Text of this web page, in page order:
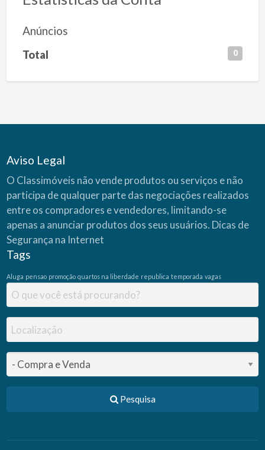
Anúncios
Total 0
Aviso Legal
O Classimóveis não vende produtos ou serviços e não
participa de qualquer parte das negociações realizados
entre os compradores e vendedores, limitando-se
apenas a anunciar produtos dos seus usuários. Dicas de
Segurança na Internet
Tags
Aluga pensao promoção quartos na liberdade republica temporada vagas
Pesquisa